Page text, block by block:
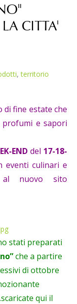
CITTA'
,territorio
di fine estate che
e sapori
ENDdel 17-18-
eventi culinari e
nuovo sito
stati preparati
che a partire
di ottobre
qui il